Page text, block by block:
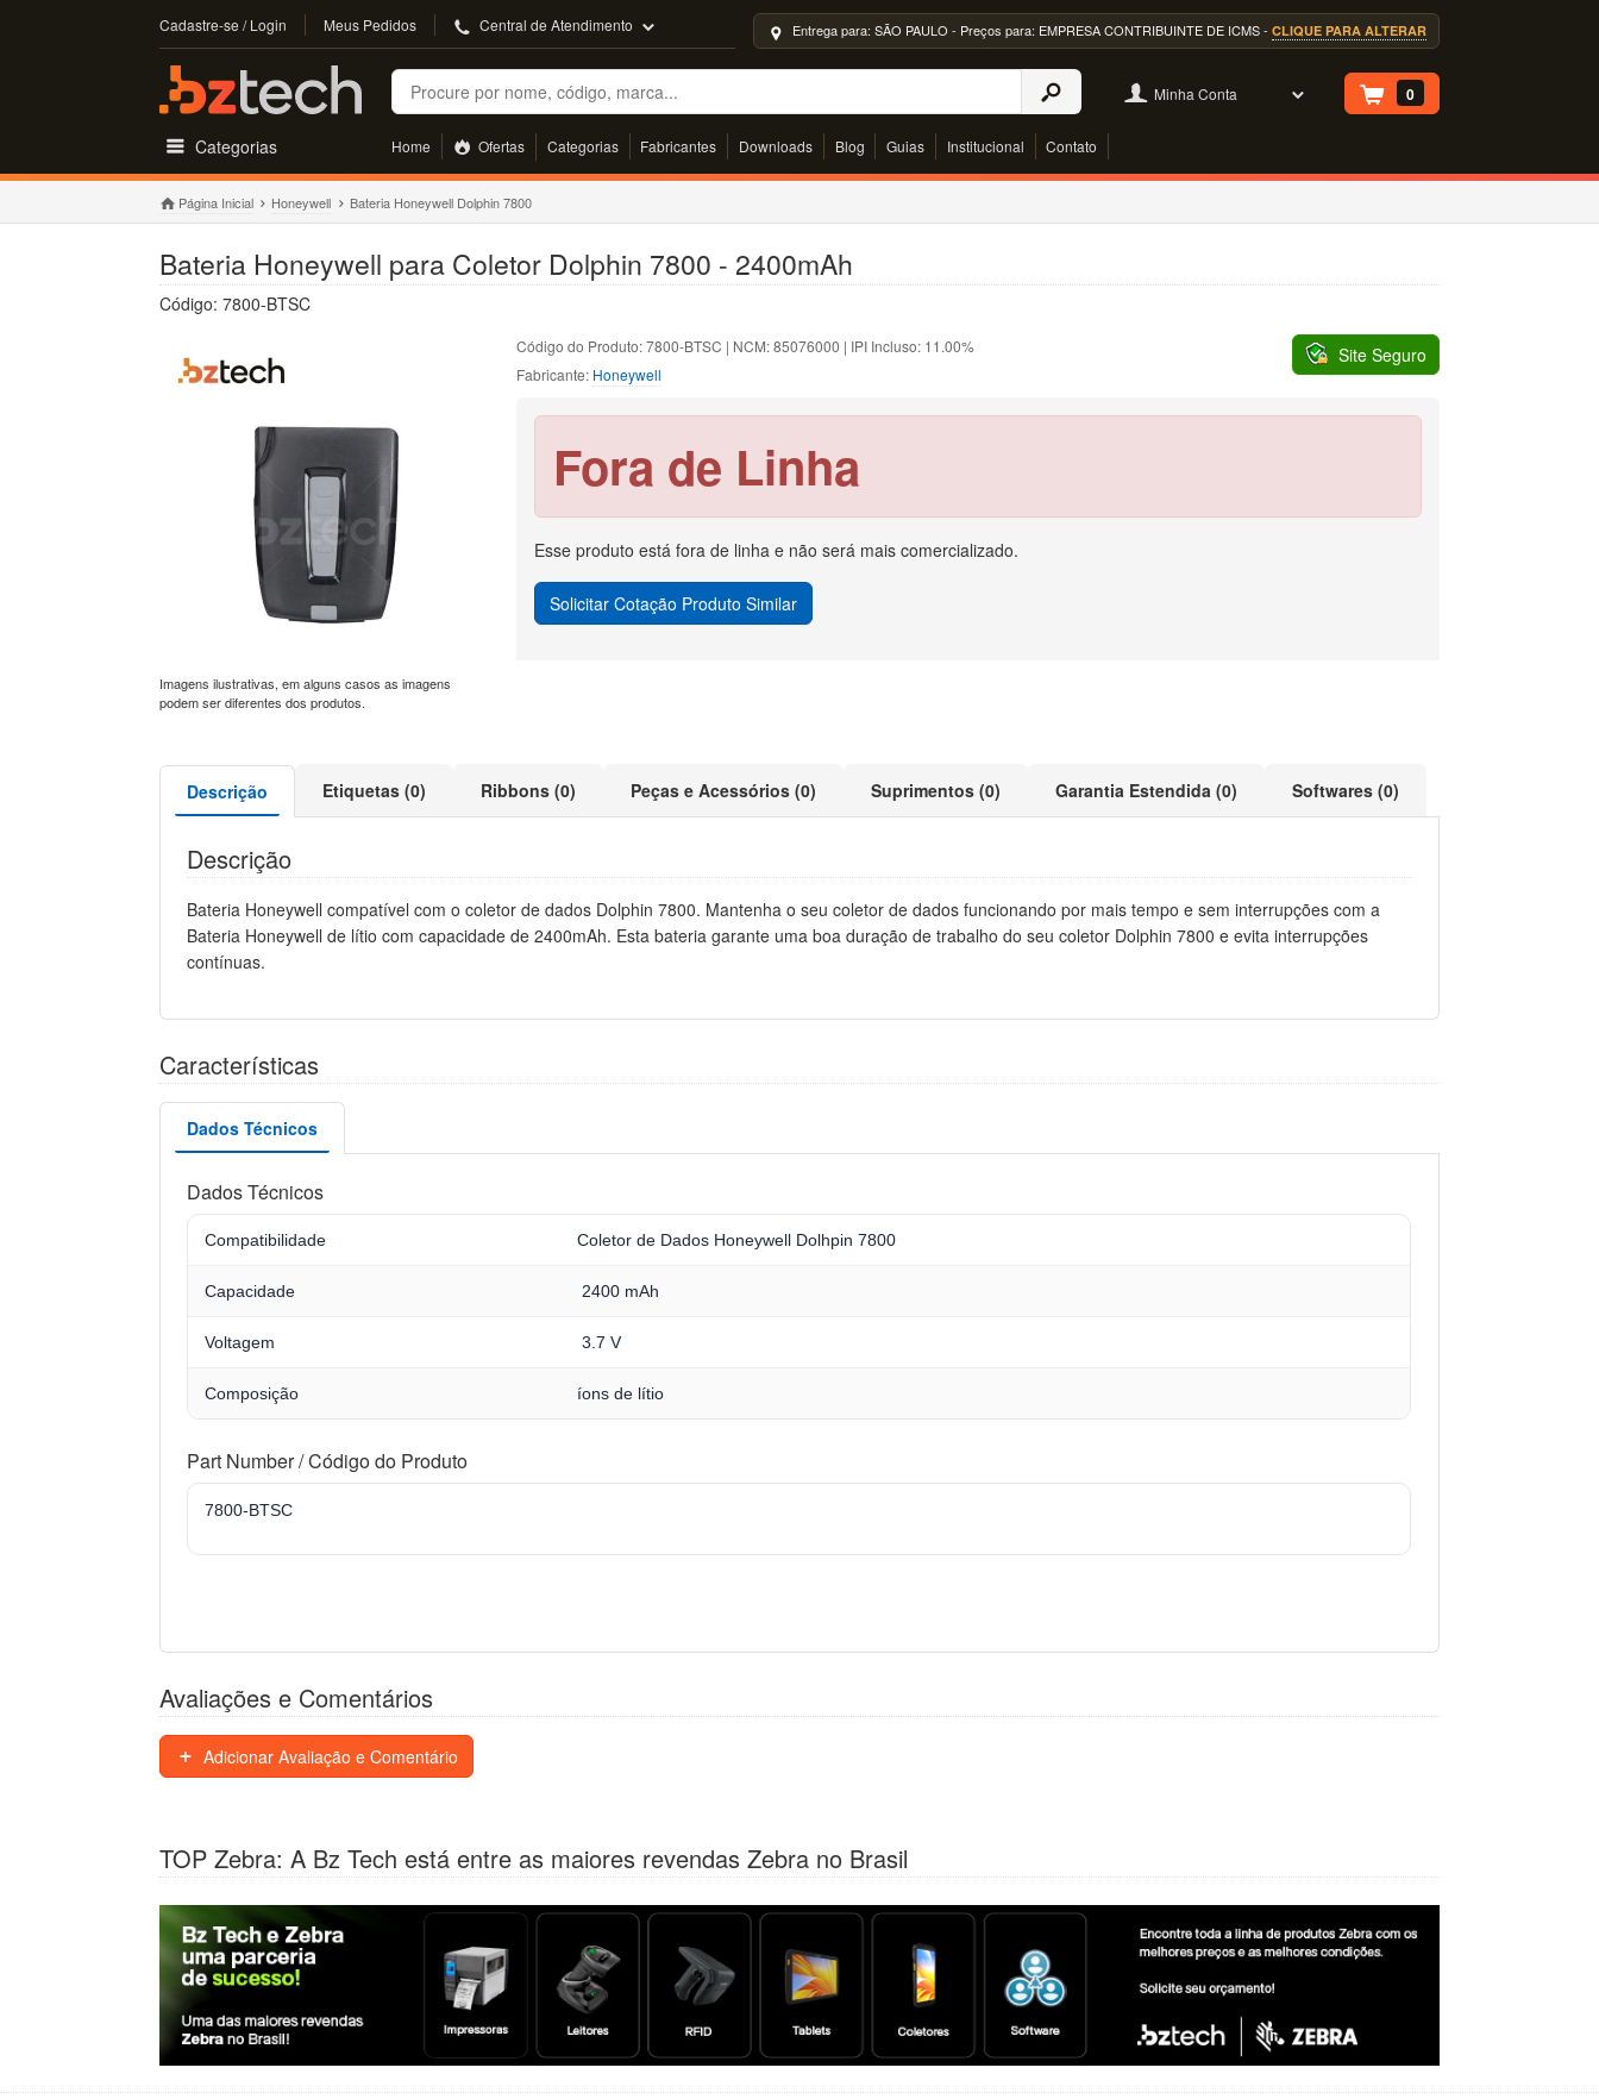
Cadastre-se / Login Meus Pedidos Central de Atendimento Entrega para: SÃO PAULO - Preços para: EMPRESA CONTRIBUINTE DE ICMS - CLIQUE PARA ALTERAR
Buscar
Minha Conta 0
Categorias Home Ofertas Categorias Fabricantes Downloads Blog Guias Institucional Contato
Página Inicial Honeywell Bateria Honeywell Dolphin 7800
Bateria Honeywell para Coletor Dolphin 7800 - 2400mAh
Código: 7800-BTSC
Site Seguro
Imagens ilustrativas, em alguns casos as imagens
podem ser diferentes dos produtos.
Código do Produto: 7800-BTSC | NCM: 85076000 | IPI Incluso: 11.00%
Fabricante: Honeywell
Fora de Linha
Esse produto está fora de linha e não será mais comercializado.
Solicitar Cotação Produto Similar
Descrição Etiquetas (0) Ribbons (0) Peças e Acessórios (0) Suprimentos (0) Garantia Estendida (0) Softwares (0)
Descrição
Bateria Honeywell compatível com o coletor de dados Dolphin 7800. Mantenha o seu coletor de dados funcionando por mais tempo e sem interrupções com a
Bateria Honeywell de lítio com capacidade de 2400mAh. Esta bateria garante uma boa duração de trabalho do seu coletor Dolphin 7800 e evita interrupções
contínuas.
Características
Dados Técnicos
Dados Técnicos
Compatibilidade Coletor de Dados Honeywell Dolhpin 7800
Capacidade 2400 mAh
Voltagem 3.7 V
Composição íons de lítio
Part Number / Código do Produto
7800-BTSC
Avaliações e Comentários
Adicionar Avaliação e Comentário
TOP Zebra: A Bz Tech está entre as maiores revendas Zebra no Brasil